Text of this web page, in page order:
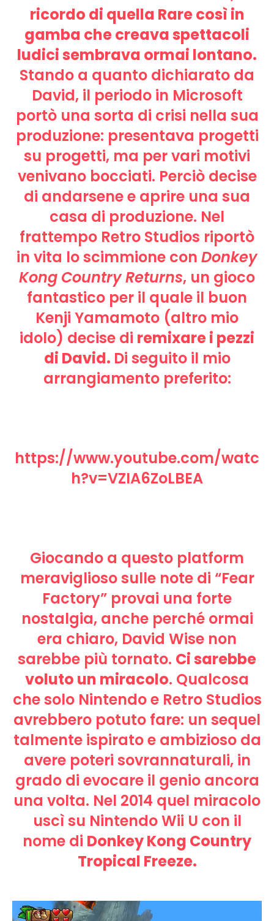
ricordo di quella Rare così in
gamba che creava spettacoli
ludici sembrava ormai lontano.
Stando a quanto dichiarato da
David, il periodo in Microsoft
portò una sorta di crisi nella sua
produzione: presentava progetti
su progetti, ma per vari motivi
venivano bocciati. Perciò decise
di andarsene e aprire una sua
casa di produzione. Nel
frattempo Retro Studios riportò
in vita lo scimmione con Donkey
Kong Country Returns, un gioco
fantastico per il quale il buon
Kenji Yamamoto (altro mio
idolo) decise di remixare i pezzi
di David. Di seguito il mio
arrangiamento preferito:
https://www.youtube.com/watc
h?v=VZIA6ZoLBEA
Giocando a questo platform
meraviglioso sulle note di “Fear
Factory” provai una forte
nostalgia, anche perché ormai
era chiaro, David Wise non
sarebbe più tornato. Ci sarebbe
voluto un miracolo. Qualcosa
che solo Nintendo e Retro Studios
avrebbero potuto fare: un sequel
talmente ispirato e ambizioso da
avere poteri sovrannaturali, in
grado di evocare il genio ancora
una volta. Nel 2014 quel miracolo
uscì su Nintendo Wii U con il
nome di Donkey Kong Country
Tropical Freeze.